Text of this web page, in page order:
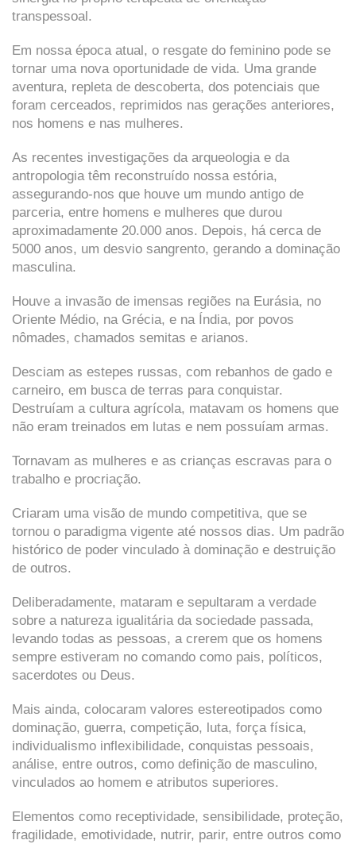
transpessoal.
Em nossa época atual, o resgate do feminino pode se
tornar uma nova oportunidade de vida. Uma grande
aventura, repleta de descoberta, dos potenciais que
foram cerceados, reprimidos nas gerações anteriores,
nos homens e nas mulheres.
As recentes investigações da arqueologia e da
antropologia têm reconstruído nossa estória,
assegurando-nos que houve um mundo antigo de
parceria, entre homens e mulheres que durou
aproximadamente 20.000 anos. Depois, há cerca de
5000 anos, um desvio sangrento, gerando a dominação
masculina.
Houve a invasão de imensas regiões na Eurásia, no
Oriente Médio, na Grécia, e na Índia, por povos
nômades, chamados semitas e arianos.
Desciam as estepes russas, com rebanhos de gado e
carneiro, em busca de terras para conquistar.
Destruíam a cultura agrícola, matavam os homens que
não eram treinados em lutas e nem possuíam armas.
Tornavam as mulheres e as crianças escravas para o
trabalho e procriação.
Criaram uma visão de mundo competitiva, que se
tornou o paradigma vigente até nossos dias. Um padrão
histórico de poder vinculado à dominação e destruição
de outros.
Deliberadamente, mataram e sepultaram a verdade
sobre a natureza igualitária da sociedade passada,
levando todas as pessoas, a crerem que os homens
sempre estiveram no comando como pais, políticos,
sacerdotes ou Deus.
Mais ainda, colocaram valores estereotipados como
dominação, guerra, competição, luta, força física,
individualismo inflexibilidade, conquistas pessoais,
análise, entre outros, como definição de masculino,
vinculados ao homem e atributos superiores.
Elementos como receptividade, sensibilidade, proteção,
fragilidade, emotividade, nutrir, parir, entre outros como